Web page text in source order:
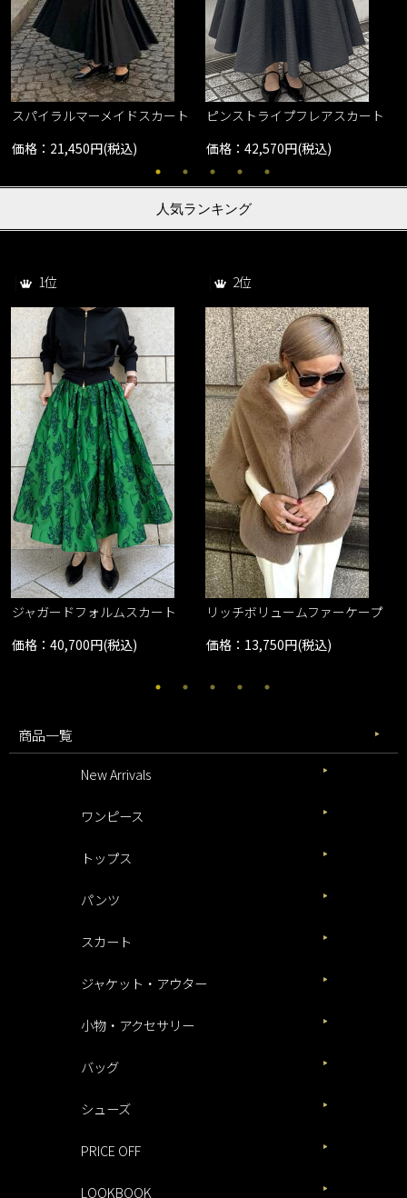
スパイラルマーメイドスカート
価格：21,450円(税込)
ピンストライプフレアスカート
価格：42,570円(税込)
人気ランキング
1位
ジャガードフォルムスカート
価格：40,700円(税込)
2位
リッチボリュームファーケープ
価格：13,750円(税込)
商品一覧
New Arrivals
ワンピース
トップス
パンツ
スカート
ジャケット・アウター
小物・アクセサリー
バッグ
シューズ
PRICE OFF
LOOKBOOK